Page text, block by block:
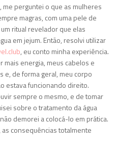
me perguntei o que as mulheres
magras, com uma pele de
ritual revelador que elas
em jejum. Então, resolvi utilizar
, eu conto minha experiência.
mais energia, meus cabelos e
e, de forma geral, meu corpo
estava funcionando direito.
sempre o mesmo, e de tomar
sobre o tratamento da água
demorei a colocá-lo em prática.
as consequências totalmente